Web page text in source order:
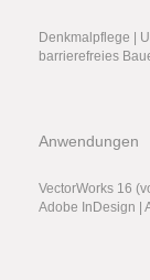
Denkmalpflege |
barrierefreies
Anwendungen
VectorWorks 16
Adobe InDesign |